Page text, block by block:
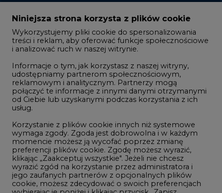
Zmiany kadrowe na rynku
Studio CIRE
Rozmowy o energetyce
Gospodarka
Geopolityka
LTE450
Innowacje i AI
Telekomunikacja i IT
Handel emisjami CO2
Wodór
Niniejsza strona korzysta z plików cookie
Wykorzystujemy pliki cookie do spersonalizowania
treści i reklam, aby oferować funkcje społecznościowe
i analizować ruch w naszej witrynie.
Informacje o tym, jak korzystasz z naszej witryny,
udostępniamy partnerom społecznościowym,
reklamowym i analitycznym. Partnerzy mogą
połączyć te informacje z innymi danymi otrzymanymi
od Ciebie lub uzyskanymi podczas korzystania z ich
usług.
Korzystanie z plików cookie innych niż systemowe
wymaga zgody. Zgoda jest dobrowolna i w każdym
momencie możesz ją wycofać poprzez zmianę
preferencji plików cookie. Zgodę możesz wyrazić,
klikając „Zaakceptuj wszystkie". Jeżeli nie chcesz
wyrazić zgód na korzystanie przez administratora i
jego zaufanych partnerów z opcjonalnych plików
cookie, możesz zdecydować o swoich preferencjach